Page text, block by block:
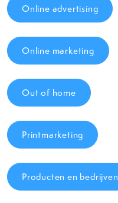
Online advertising
Online marketing
Out of home
Printmarketing
Producten en bedrijven